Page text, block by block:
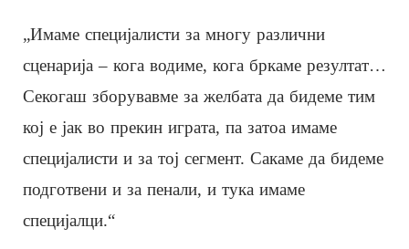
„Имаме специјалисти за многу различни
сценарија – кога водиме, кога бркаме резултат…
Секогаш зборувавме за желбата да бидеме тим
кој е јак во прекин играта, па затоа имаме
специјалисти и за тој сегмент. Сакаме да бидеме
подготвени и за пенали, и тука имаме
специјалци.“